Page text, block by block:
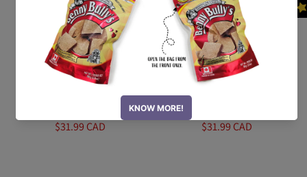
FRIANDISES POUR CHIENS
Benny Bullys® Mini
Chops™ Foie et
$31.99 CAD
FRIANDISES POUR CHIENS
Benny Bullys® Mini
Chops™ Foie et Citrouille
$31.99 CAD